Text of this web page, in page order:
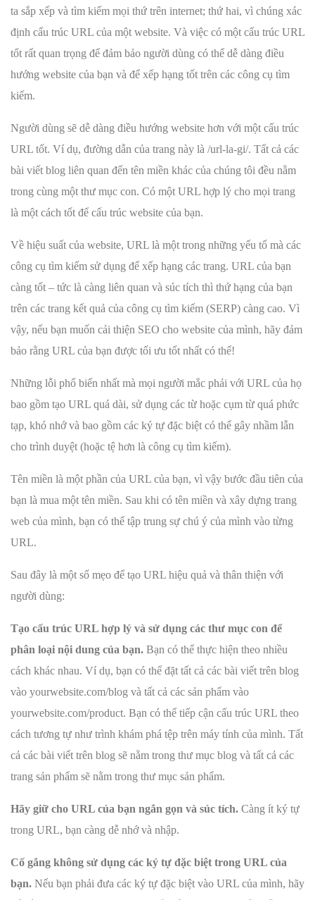
ta sắp xếp và tìm kiếm mọi thứ trên internet; thứ hai, vì chúng xác
định cấu trúc URL của một website. Và việc có một cấu trúc URL
tốt rất quan trọng để đảm bảo người dùng có thể dễ dàng điều
hướng website của bạn và để xếp hạng tốt trên các công cụ tìm
kiếm.
Người dùng sẽ dễ dàng điều hướng website hơn với một cấu trúc
URL tốt. Ví dụ, đường dẫn của trang này là /url-la-gi/. Tất cả các
bài viết blog liên quan đến tên miền khác của chúng tôi đều nằm
trong cùng một thư mục con. Có một URL hợp lý cho mọi trang
là một cách tốt để cấu trúc website của bạn.
Về hiệu suất của website, URL là một trong những yếu tố mà các
công cụ tìm kiếm sử dụng để xếp hạng các trang. URL của bạn
càng tốt – tức là càng liên quan và súc tích thì thứ hạng của bạn
trên các trang kết quả của công cụ tìm kiếm (SERP) càng cao. Vì
vậy, nếu bạn muốn cải thiện SEO cho website của mình, hãy đảm
bảo rằng URL của bạn được tối ưu tốt nhất có thể!
Những lỗi phổ biến nhất mà mọi người mắc phải với URL của họ
bao gồm tạo URL quá dài, sử dụng các từ hoặc cụm từ quá phức
tạp, khó nhớ và bao gồm các ký tự đặc biệt có thể gây nhầm lẫn
cho trình duyệt (hoặc tệ hơn là công cụ tìm kiếm).
Tên miền là một phần của URL của bạn, vì vậy bước đầu tiên của
bạn là mua một tên miền. Sau khi có tên miền và xây dựng trang
web của mình, bạn có thể tập trung sự chú ý của mình vào từng
URL.
Sau đây là một số mẹo để tạo URL hiệu quả và thân thiện với
người dùng:
Tạo cấu trúc URL hợp lý và sử dụng các thư mục con để
phân loại nội dung của bạn. Bạn có thể thực hiện theo nhiều
cách khác nhau. Ví dụ, bạn có thể đặt tất cả các bài viết trên blog
vào yourwebsite.com/blog và tất cả các sản phẩm vào
yourwebsite.com/product. Bạn có thể tiếp cận cấu trúc URL theo
cách tương tự như trình khám phá tệp trên máy tính của mình. Tất
cả các bài viết trên blog sẽ nằm trong thư mục blog và tất cả các
trang sản phẩm sẽ nằm trong thư mục sản phẩm.
Hãy giữ cho URL của bạn ngắn gọn và súc tích. Càng ít ký tự
trong URL, bạn càng dễ nhớ và nhập.
Cố gắng không sử dụng các ký tự đặc biệt trong URL của
bạn. Nếu bạn phải đưa các ký tự đặc biệt vào URL của mình, hãy